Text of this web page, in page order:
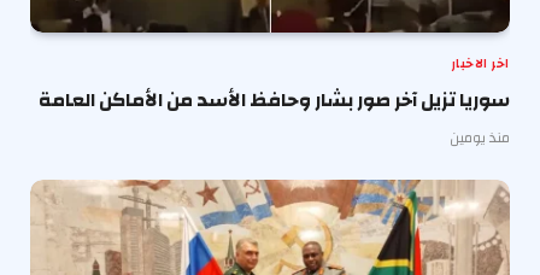
اخر الاخبار
سوريا تزيل آخر صور بشار وحافظ الأسد من الأماكن العامة
منذ يومين